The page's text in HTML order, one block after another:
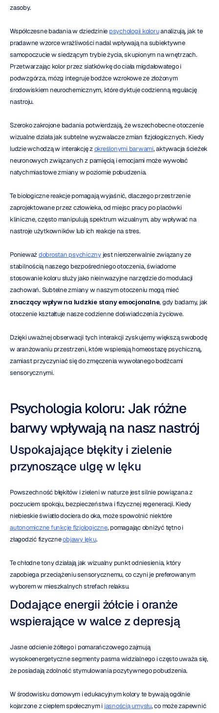
zasoby.
Współczesne badania w dziedzinie psychologii koloru analizują, jak te
pradawne wzorce wrażliwości nadal wpływają na subiektywne
samopoczucie w siedzącym trybie życia, skupionym na wnętrzach.
Przetwarzając kolor przez siatkówkę do ciała migdałowatego i
podwzgórza, mózg integruje bodźce wzrokowe ze złożonym
środowiskiem neurochemicznym, które dyktuje codzienną regulację
nastroju.
Szeroko zakrojone badania potwierdzają, że wszechobecne otoczenie
wizualne działa jak subtelne wyzwalacze zmian fizjologicznych. Kiedy
ludzie wchodzą w interakcję z określonymi barwami, aktywacja ścieżek
neuronowych związanych z pamięcią i emocjami może wywołać
natychmiastowe zmiany w poziomie pobudzenia.
Te biologiczne reakcje pomagają wyjaśnić, dlaczego przestrzenie
zaprojektowane przez człowieka, od miejsc pracy po placówki
kliniczne, często manipulują spektrum wizualnym, aby wpływać na
nastroje użytkowników lub ich reakcje na stres.
Ponieważ dobrostan psychiczny jest nierozerwalnie związany ze
stabilnością naszego bezpośredniego otoczenia, świadome
stosowanie koloru służy jako nieinwazyjne narzędzie do modulacji
zachowań. Subtelne zmiany w naszym otoczeniu mogą mieć
znaczący wpływ na ludzkie stany emocjonalne, gdy badamy, jak
otoczenie kształtuje nasze codzienne doświadczenia życiowe.
Dzięki uważnej obserwacji tych interakcji zyskujemy większą swobodę
w aranżowaniu przestrzeni, które wspierają homeostazę psychiczną,
zamiast przyczyniać się do zmęczenia wywołanego bodźcami
sensorycznymi.
Psychologia koloru: Jak różne
barwy wpływają na nasz nastrój
Uspokajające błękity i zielenie
przynoszące ulgę w lęku
Powszechność błękitów i zieleni w naturze jest silnie powiązana z
poczuciem spokoju, bezpieczeństwa i fizycznej regeneracji. Kiedy
niebieskie światło dociera do oka, może spowolnić niektóre
autonomiczne funkcje fizjologiczne, pomagając obniżyć tętno i
złagodzić fizyczne objawy lęku.
Te chłodne tony działają jak wizualny punkt odniesienia, który
zapobiega przeciążeniu sensorycznemu, co czyni je preferowanym
wyborem w mieszkalnych strefach relaksu.
Dodające energii żółcie i oranże
wspierające w walce z depresją
Jasne odcienie żółtego i pomarańczowego zajmują
wysokoenergetyczne segmenty pasma widzialnego i często uważa się,
że posiadają zdolność stymulowania pozytywnego pobudzenia.
W środowisku domowym i edukacyjnym kolory te bywają ogólnie
kojarzone z ciepłem społecznym i jasnością umysłu, co może zapewnić